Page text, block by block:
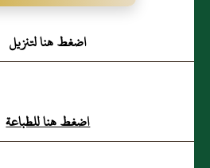
اضغط هنا لتنزيل
اضغط هنا للطباعة